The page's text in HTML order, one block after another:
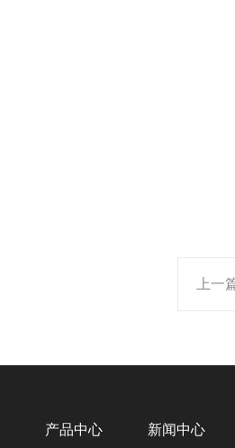
上一
产品中心 新闻中心